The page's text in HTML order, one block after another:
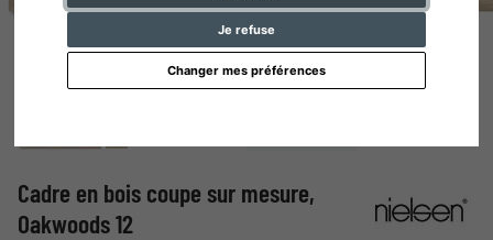
Je refuse
Changer mes préférences
Cadre en bois coupe sur mesure,
Oakwoods 12